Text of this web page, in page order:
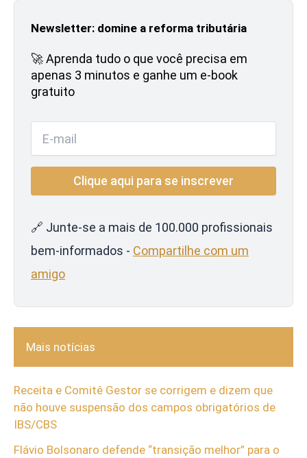
Newsletter: domine a reforma tributária
🚀 Aprenda tudo o que você precisa em
apenas 3 minutos e ganhe um e-book
gratuito
🔗 Junte-se a mais de 100.000 profissionais
bem-informados - Compartilhe com um
amigo
Mais notícias
Receita e Comitê Gestor se corrigem e dizem que
não houve suspensão dos campos obrigatórios de
IBS/CBS
Flávio Bolsonaro defende “transição melhor” para o